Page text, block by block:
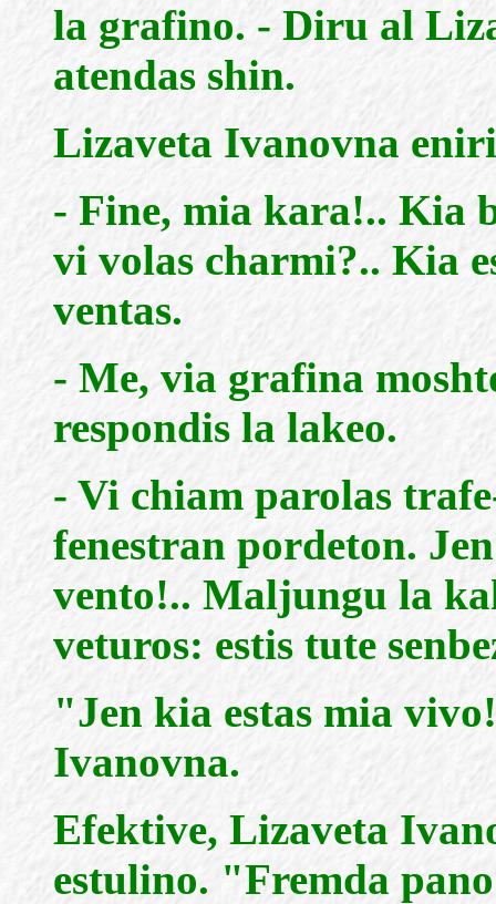
la grafino. - Diru al
atendas shin.
Lizaveta Ivanovna
- Fine, mia kara!.. Kia
vi volas charmi?.. Kia
ventas.
- Me, via grafina
respondis la lakeo.
- Vi chiam parolas
fenestran pordeton.
vento!.. Maljungu la
veturos: estis tute
"Jen kia estas mia
Ivanovna.
Efektive, Lizaveta
estulino. "Fremda